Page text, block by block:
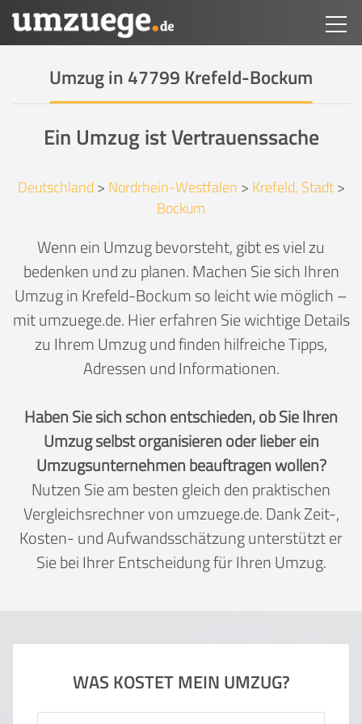
Umzug in 47799 Krefeld-Bockum
Ein Umzug ist Vertrauenssache
Deutschland > Nordrhein-Westfalen > Krefeld, Stadt>
Bockum
Wenn ein Umzug bevorsteht, gibt es viel zu
bedenken und zu planen. Machen Sie sich Ihren
Umzug in Krefeld-Bockum so leicht wie möglich –
mit umzuege.de. Hier erfahren Sie wichtige Details
zu Ihrem Umzug und finden hilfreiche Tipps,
Adressen und Informationen.
Haben Sie sich schon entschieden, ob Sie Ihren
Umzug selbst organisieren oder lieber ein
Umzugsunternehmen beauftragen wollen?
Nutzen Sie am besten gleich den praktischen
Vergleichsrechner von umzuege.de. Dank Zeit-,
Kosten- und Aufwandsschätzung unterstützt er
Sie bei Ihrer Entscheidung für Ihren Umzug.
WAS KOSTET MEIN UMZUG?